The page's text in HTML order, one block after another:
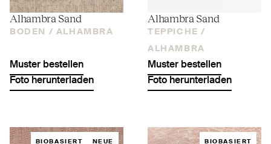
Alhambra Sand
BODEN / ALHAMBRA
Muster bestellen
Foto herunterladen
Alhambra Sand
TEPPICHE /
ALHAMBRA
Muster bestellen
Foto herunterladen
BIOBASIERT NEUE BIOBASIERT